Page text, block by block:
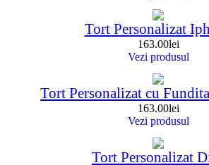
Tort Personalizat
163.00lei
Vezi produsul
Tort Personalizat cu
163.00lei
Vezi produsul
Tort Personalizat